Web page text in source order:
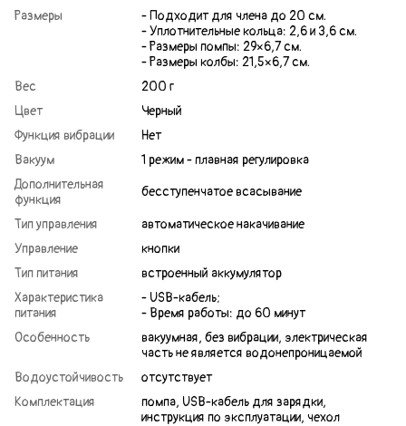
Размеры
- Подходит для члена до 20 см.
- Уплотнительные кольца: 2,6 и 3,6 см.
- Размеры помпы: 29×6,7 см.
- Размеры колбы: 21,5×6,7 см.
Вес
200 г
Цвет
Черный
Функция вибрации
Нет
Вакуум
1 режим - плавная регулировка
Дополнительная
функция
бесступенчатое всасывание
Тип управления
автоматическое накачивание
Управление
кнопки
Тип питания
встроенный аккумулятор
Характеристика
питания
- USB-кабель;
- Время работы: до 60 минут
Особенность
вакуумная, без вибрации, электрическая
часть не является водонепроницаемой
Водоустойчивость
отсутствует
Комплектация
помпа, USB-кабель для зарядки,
инструкция по эксплуатации, чехол